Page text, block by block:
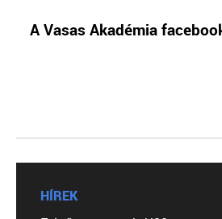
A Vasas Akadémia
HÍREK